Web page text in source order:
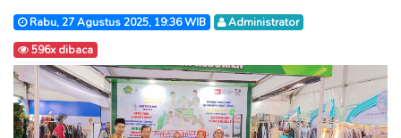
Rabu, 27 Agustus 2025, 19:36 WIB
Administrator
596x dibaca